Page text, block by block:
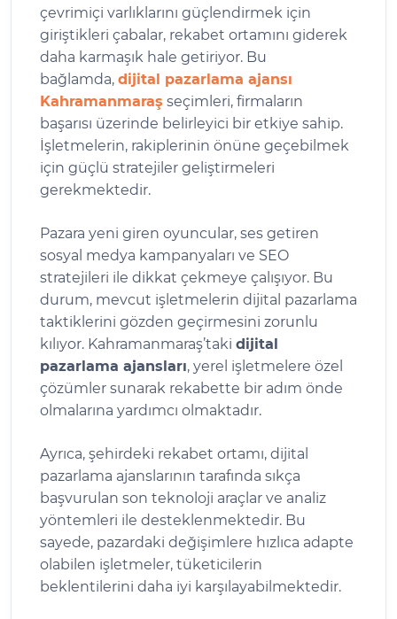
çevrimiçi varlıklarını güçlendirmek için
giriştikleri çabalar, rekabet ortamını giderek
daha karmaşık hale getiriyor. Bu
bağlamda, dijital pazarlama ajansı
Kahramanmaraş seçimleri, firmaların
başarısı üzerinde belirleyici bir etkiye sahip.
İşletmelerin, rakiplerinin önüne geçebilmek
için güçlü stratejiler geliştirmeleri
gerekmektedir.
Pazara yeni giren oyuncular, ses getiren
sosyal medya kampanyaları ve SEO
stratejileri ile dikkat çekmeye çalışıyor. Bu
durum, mevcut işletmelerin dijital pazarlama
taktiklerini gözden geçirmesini zorunlu
kılıyor. Kahramanmaraş’taki dijital
pazarlama ajansları, yerel işletmelere özel
çözümler sunarak rekabette bir adım önde
olmalarına yardımcı olmaktadır.
Ayrıca, şehirdeki rekabet ortamı, dijital
pazarlama ajanslarının tarafında sıkça
başvurulan son teknoloji araçlar ve analiz
yöntemleri ile desteklenmektedir. Bu
sayede, pazardaki değişimlere hızlıca adapte
olabilen işletmeler, tüketicilerin
beklentilerini daha iyi karşılayabilmektedir.